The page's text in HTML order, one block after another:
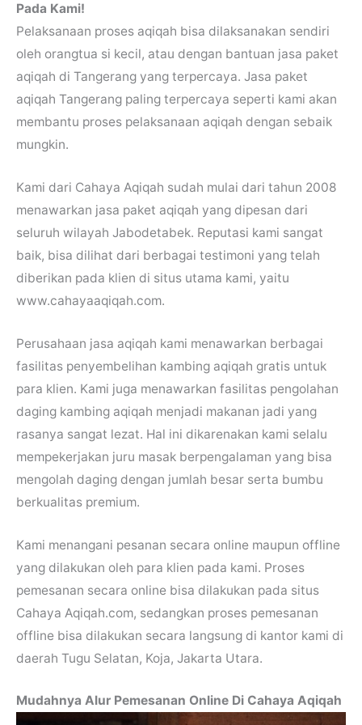
Pada Kami!
Pelaksanaan proses aqiqah bisa dilaksanakan sendiri
oleh orangtua si kecil, atau dengan bantuan jasa paket
aqiqah di Tangerang yang terpercaya. Jasa paket
aqiqah Tangerang paling terpercaya seperti kami akan
membantu proses pelaksanaan aqiqah dengan sebaik
mungkin.
Kami dari Cahaya Aqiqah sudah mulai dari tahun 2008
menawarkan jasa paket aqiqah yang dipesan dari
seluruh wilayah Jabodetabek. Reputasi kami sangat
baik, bisa dilihat dari berbagai testimoni yang telah
diberikan pada klien di situs utama kami, yaitu
www.cahayaaqiqah.com.
Perusahaan jasa aqiqah kami menawarkan berbagai
fasilitas penyembelihan kambing aqiqah gratis untuk
para klien. Kami juga menawarkan fasilitas pengolahan
daging kambing aqiqah menjadi makanan jadi yang
rasanya sangat lezat. Hal ini dikarenakan kami selalu
mempekerjakan juru masak berpengalaman yang bisa
mengolah daging dengan jumlah besar serta bumbu
berkualitas premium.
Kami menangani pesanan secara online maupun offline
yang dilakukan oleh para klien pada kami. Proses
pemesanan secara online bisa dilakukan pada situs
Cahaya Aqiqah.com, sedangkan proses pemesanan
offline bisa dilakukan secara langsung di kantor kami di
daerah Tugu Selatan, Koja, Jakarta Utara.
Mudahnya Alur Pemesanan Online Di Cahaya Aqiqah